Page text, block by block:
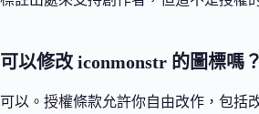
可以修改 iconmonstr 的圖標嗎？
可以。授權條款允許你自由改作，包括